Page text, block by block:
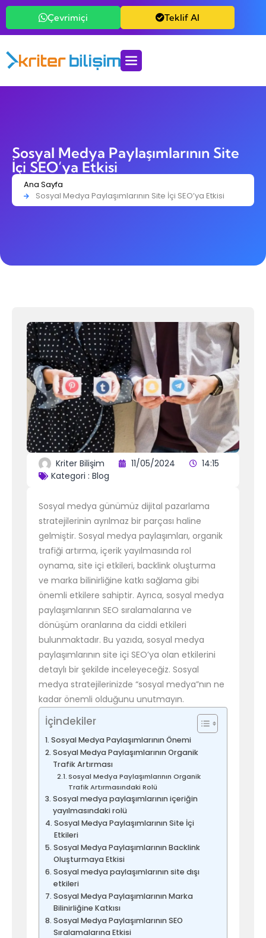
Çevrimiçi Teklif Al
Ana Sayfa
Sosyal Medya Paylaşımlarının Site İçi SEO’ya Etkisi
Sosyal Medya Paylaşımlarının Site
İçi SEO’ya Etkisi
Kriter Bilişim 11/05/2024
14:15
Kategori : Blog
Sosyal medya günümüz dijital pazarlama
stratejilerinin ayrılmaz bir parçası haline
gelmiştir. Sosyal medya paylaşımları, organik
trafiği artırma, içerik yayılmasında rol
oynama, site içi etkileri, backlink oluşturma
ve marka bilinirliğine katkı sağlama gibi
önemli etkilere sahiptir. Ayrıca, sosyal medya
paylaşımlarının SEO sıralamalarına ve
dönüşüm oranlarına da ciddi etkileri
bulunmaktadır. Bu yazıda, sosyal medya
paylaşımlarının site içi SEO’ya olan etkilerini
detaylı bir şekilde inceleyeceğiz. Sosyal
medya stratejilerinizde “sosyal medya”nın ne
kadar önemli olduğunu unutmayın.
İçindekiler
Sosyal Medya Paylaşımlarının Önemi
Sosyal Medya Paylaşımlarının Organik
Trafik Artırması
Sosyal Medya Paylaşımlarının Organik
Trafik Artırmasındaki Rolü
Sosyal medya paylaşımlarının içeriğin
yayılmasındaki rolü
Sosyal Medya Paylaşımlarının Site İçi
Etkileri
Sosyal Medya Paylaşımlarının Backlink
Oluşturmaya Etkisi
Sosyal medya paylaşımlarının site dışı
etkileri
Sosyal Medya Paylaşımlarının Marka
Bilinirliğine Katkısı
Sosyal Medya Paylaşımlarının SEO
Sıralamalarına Etkisi